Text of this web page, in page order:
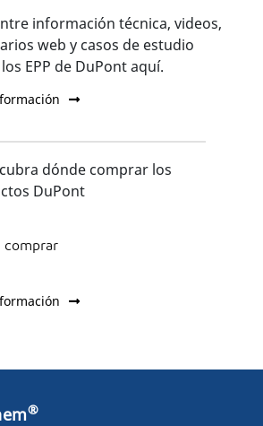
información técnica, videos,
web y casos de estudio
EPP de DuPont aquí.
comprar
®